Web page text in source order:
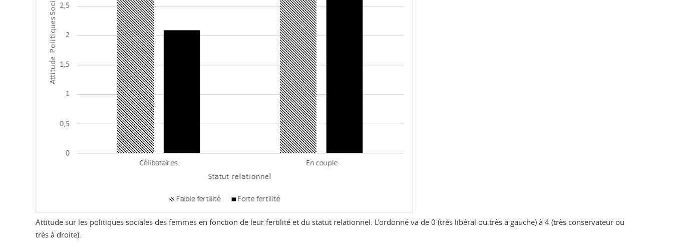
Attitude sur les politiques sociales des femmes en fonction de leur fertilité et du statut relationnel. L’ordonné va de 0 (très libéral ou très à gauche) à 4 (très conservateur ou
très à droite).